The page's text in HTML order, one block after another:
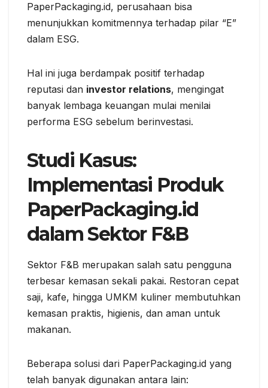
PaperPackaging.id, perusahaan bisa
menunjukkan komitmennya terhadap pilar “E”
dalam ESG.
Hal ini juga berdampak positif terhadap
reputasi dan investor relations, mengingat
banyak lembaga keuangan mulai menilai
performa ESG sebelum berinvestasi.
Studi Kasus:
Implementasi Produk
PaperPackaging.id
dalam Sektor F&B
Sektor F&B merupakan salah satu pengguna
terbesar kemasan sekali pakai. Restoran cepat
saji, kafe, hingga UMKM kuliner membutuhkan
kemasan praktis, higienis, dan aman untuk
makanan.
Beberapa solusi dari PaperPackaging.id yang
telah banyak digunakan antara lain: